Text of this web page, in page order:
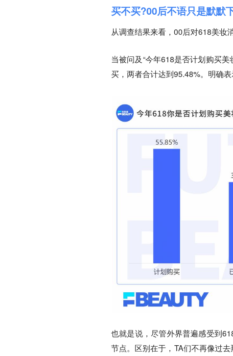
买不买?00后不语只是默默
从调查结果来看，00后对618美妆
当被问及“今年618是否计划购买
买，两者合计达到95.48%。明确表
也就是说，尽管外界普遍感受到
节点。区别在于，TA们不再像过